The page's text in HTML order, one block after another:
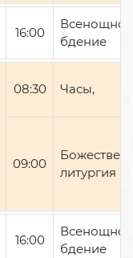
16:00
Всенощное
бдение
08:30 Часы,
09:00
литургия
16:00
Всенощное
бдение